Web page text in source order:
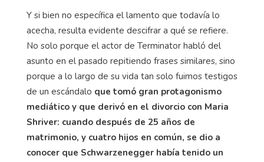
Y si bien no específica el lamento que todavía lo
acecha, resulta evidente descifrar a qué se refiere.
No solo porque el actor de Terminator habló del
asunto en el pasado repitiendo frases similares, sino
porque a lo largo de su vida tan solo fuimos testigos
de un escándalo que tomó gran protagonismo
mediático y que derivó en el divorcio con Maria
Shriver: cuando después de 25 años de
matrimonio, y cuatro hijos en común, se dio a
conocer que Schwarzenegger había tenido un